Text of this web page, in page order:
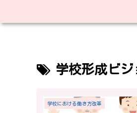
学校形成ビ
学校における働き方改革